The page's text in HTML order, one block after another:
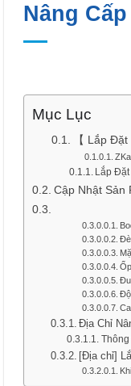
Nâng
Mục Lục
【 Lắp
Lắp
Cập Nhật Sản
Địa Chỉ
Thông
[Địa chỉ]